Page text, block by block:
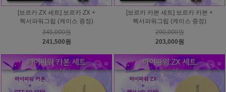
[보르카 ZX 세트] 보르카 ZX +
헥서파워그립 (케이스 증정)
345,000원
241,500원
[보르카 카본 세트] 보르카 카본 +
헥서파워그립 (케이스 증정)
290,000원
203,000원